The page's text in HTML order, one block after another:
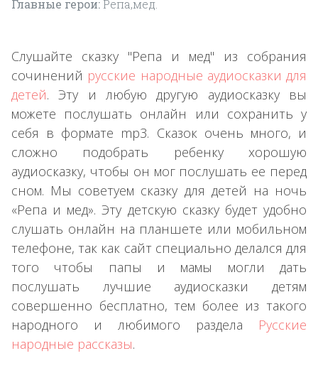
Главные герои: Репа,мед.
Слушайте сказку "Репа и мед" из собрания
сочинений русские народные аудиосказки для
детей. Эту и любую другую аудиосказку вы
можете послушать онлайн или сохранить у
себя в формате mp3. Сказок очень много, и
сложно подобрать ребенку хорошую
аудиосказку, чтобы он мог послушать ее перед
сном. Мы советуем сказку для детей на ночь
«Репа и мед». Эту детскую сказку будет удобно
слушать онлайн на планшете или мобильном
телефоне, так как сайт специально делался для
того чтобы папы и мамы могли дать
послушать лучшие аудиосказки детям
совершенно бесплатно, тем более из такого
народного и любимого раздела Русские
народные рассказы.